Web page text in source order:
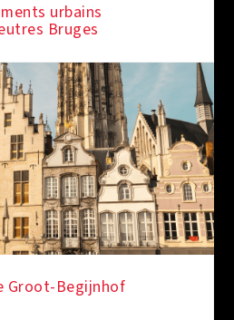
urbains
Bruges
Groot-Begijnhof